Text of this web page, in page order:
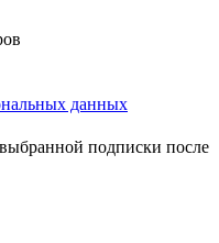
данных
подписки после